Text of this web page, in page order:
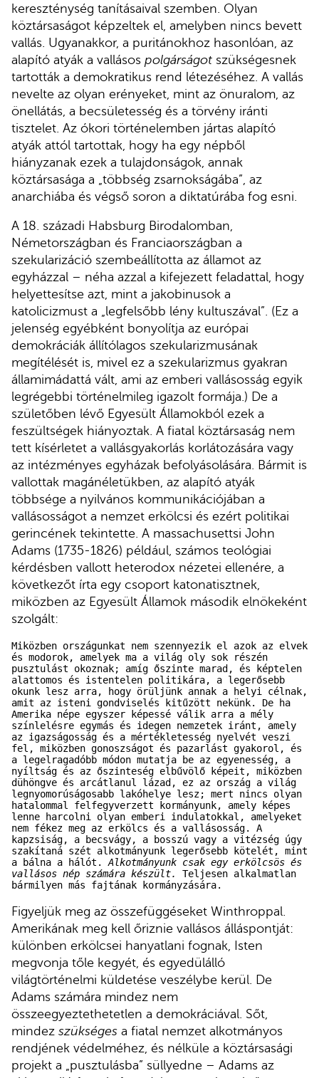
kereszténység tanításaival szemben. Olyan
köztársaságot képzeltek el, amelyben nincs bevett
vallás. Ugyanakkor, a puritánokhoz hasonlóan, az
alapító atyák a vallásos polgárságot szükségesnek
tartották a demokratikus rend létezéséhez. A vallás
nevelte az olyan erényeket, mint az önuralom, az
önellátás, a becsületesség és a törvény iránti
tisztelet. Az ókori történelemben jártas alapító
atyák attól tartottak, hogy ha egy népből
hiányzanak ezek a tulajdonságok, annak
köztársasága a „többség zsarnokságába”, az
anarchiába és végső soron a diktatúrába fog esni.
A 18. századi Habsburg Birodalomban,
Németországban és Franciaországban a
szekularizáció szembeállította az államot az
egyházzal – néha azzal a kifejezett feladattal, hogy
helyettesítse azt, mint a jakobinusok a
katolicizmust a „legfelsőbb lény kultuszával”. (Ez a
jelenség egyébként bonyolítja az európai
demokráciák állítólagos szekularizmusának
megítélését is, mivel ez a szekularizmus gyakran
államimádattá vált, ami az emberi vallásosság egyik
legrégebbi történelmileg igazolt formája.) De a
születőben lévő Egyesült Államokból ezek a
feszültségek hiányoztak. A fiatal köztársaság nem
tett kísérletet a vallásgyakorlás korlátozására vagy
az intézményes egyházak befolyásolására. Bármit is
vallottak magánéletükben, az alapító atyák
többsége a nyilvános kommunikációjában a
vallásosságot a nemzet erkölcsi és ezért politikai
gerincének tekintette. A massachusettsi John
Adams (1735-1826) például, számos teológiai
kérdésben vallott heterodox nézetei ellenére, a
következőt írta egy csoport katonatisztnek,
miközben az Egyesült Államok második elnökeként
szolgált:
Miközben országunkat nem szennyezik el azok az elvek
és modorok, amelyek ma a világ oly sok részén
pusztulást okoznak; amíg őszinte marad, és képtelen
alattomos és istentelen politikára, a legerősebb
okunk lesz arra, hogy örüljünk annak a helyi célnak,
amit az isteni gondviselés kitűzött nekünk. De ha
Amerika népe egyszer képessé válik arra a mély
színlelésre egymás és idegen nemzetek iránt, amely
az igazságosság és a mértékletesség nyelvét veszi
fel, miközben gonoszságot és pazarlást gyakorol, és
a legelragadóbb módon mutatja be az egyenesség, a
nyíltság és az őszinteség elbűvölő képeit, miközben
dühöngve és arcátlanul lázad, ez az ország a világ
legnyomorúságosabb lakóhelye lesz; mert nincs olyan
hatalommal felfegyverzett kormányunk, amely képes
lenne harcolni olyan emberi indulatokkal, amelyeket
nem fékez meg az erkölcs és a vallásosság. A
kapzsiság, a becsvágy, a bosszú vagy a vitézség úgy
szakítaná szét alkotmányunk legerősebb kötelét, mint
a bálna a hálót. Alkotmányunk csak egy erkölcsös és
vallásos nép számára készült.
Teljesen alkalmatlan
bármilyen más fajtának kormányzására.
Figyeljük meg az összefüggéseket Winthroppal.
Amerikának meg kell őriznie vallásos álláspontját:
különben erkölcsei hanyatlani fognak, Isten
megvonja tőle kegyét, és egyedülálló
világtörténelmi küldetése veszélybe kerül. De
Adams számára mindez nem
összeegyeztethetetlen a demokráciával. Sőt,
mindez szükséges a fiatal nemzet alkotmányos
rendjének védelméhez, és nélküle a köztársasági
projekt a „pusztulásba” süllyedne – Adams az